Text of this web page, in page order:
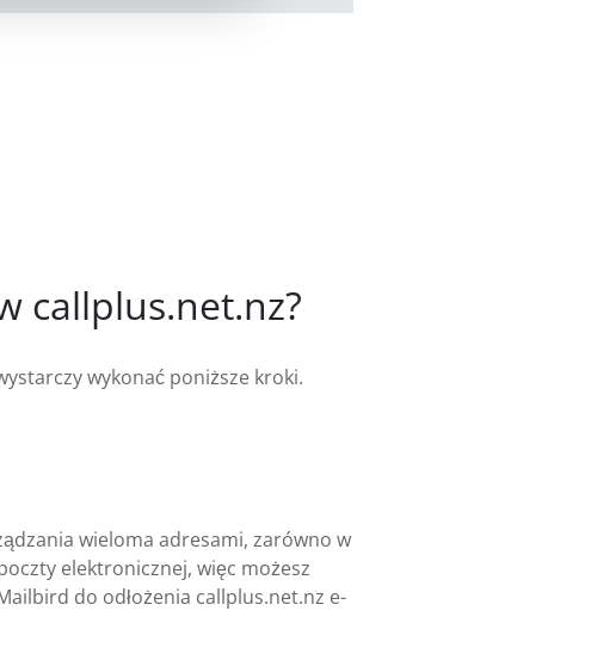
callplus.net.nz?
wykonać poniższe kroki.
wieloma adresami, zarówno w
elektronicznej, więc możesz
do odłożenia callplus.net.nz e-